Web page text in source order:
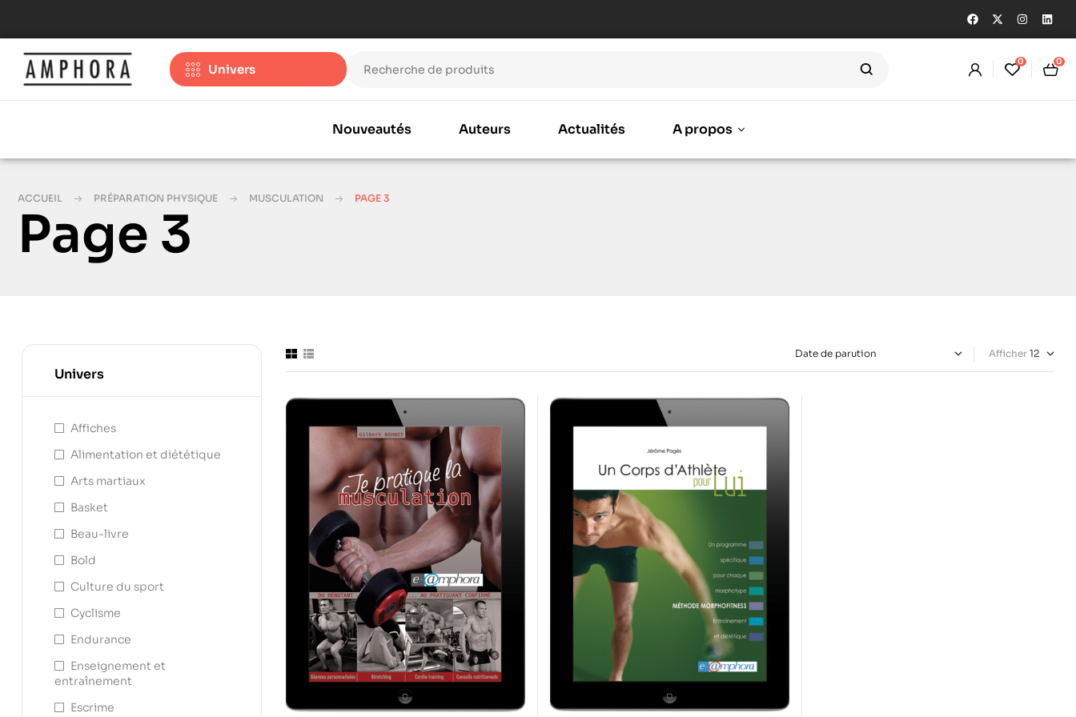
Univers
0 0
Nouveautés Auteurs Actualités A propos
Page 3
ACCUEIL PRÉPARATION PHYSIQUE MUSCULATION PAGE 3
Afficher
Univers
Affiches
Alimentation et diététique
Arts martiaux
Basket
Beau-livre
Bold
Culture du sport
Cyclisme
Endurance
Enseignement et
entraînement
Escrime